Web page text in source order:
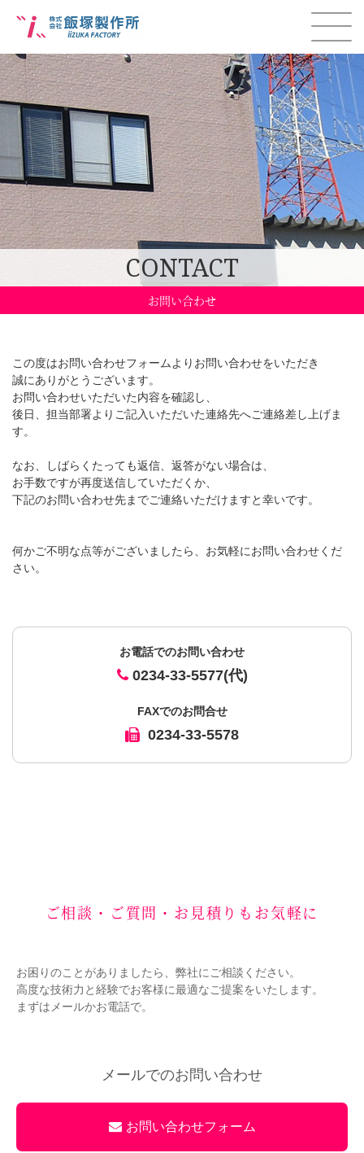
CONTACT
お問い合わせ
この度はお問い合わせフォームよりお問い合わせをいただき
誠にありがとうございます。
お問い合わせいただいた内容を確認し、
後日、担当部署よりご記入いただいた連絡先へご連絡差し上げま
す。
なお、しばらくたっても返信、返答がない場合は、
お手数ですが再度送信していただくか、
下記のお問い合わせ先までご連絡いただけますと幸いです。
何かご不明な点等がございましたら、お気軽にお問い合わせくだ
さい。
お電話でのお問い合わせ
0234-33-5577(代)
FAXでのお問合せ
0234-33-5578
ご相談・ご質問・お見積りもお気軽に
お困りのことがありましたら、弊社にご相談ください。
高度な技術力と経験でお客様に最適なご提案をいたします。
まずはメールかお電話で。
メールでのお問い合わせ
お問い合わせフォーム